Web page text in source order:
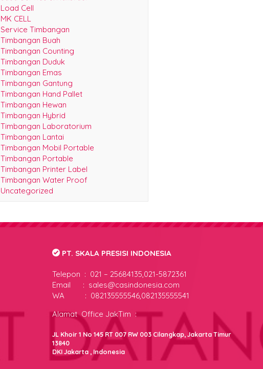
MK CELL
Service Timbangan
Timbangan Buah
Timbangan Counting
Timbangan Duduk
Timbangan Emas
Timbangan Gantung
Timbangan Hand Pallet
Timbangan Hewan
Timbangan Hybrid
Timbangan Laboratorium
Timbangan Lantai
Timbangan Mobil Portable
Timbangan Portable
Timbangan Printer Label
Timbangan Water Proof
Uncategorized
Email : sales@casindonesia.com
WA : 082135555546,082135555541
JL Khoir 1 No 145 RT 007 RW 003 Cilangkap, Jakarta Timur
13840
DKI Jakarta , Indonesia
Jakarta Barat :